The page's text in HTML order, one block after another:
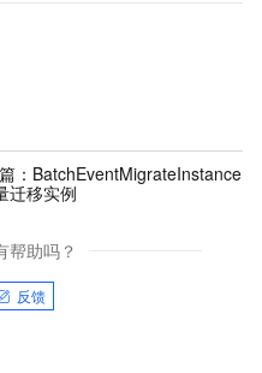
： BatchEventMigrateInstance
迁移实例
帮助吗？
反馈